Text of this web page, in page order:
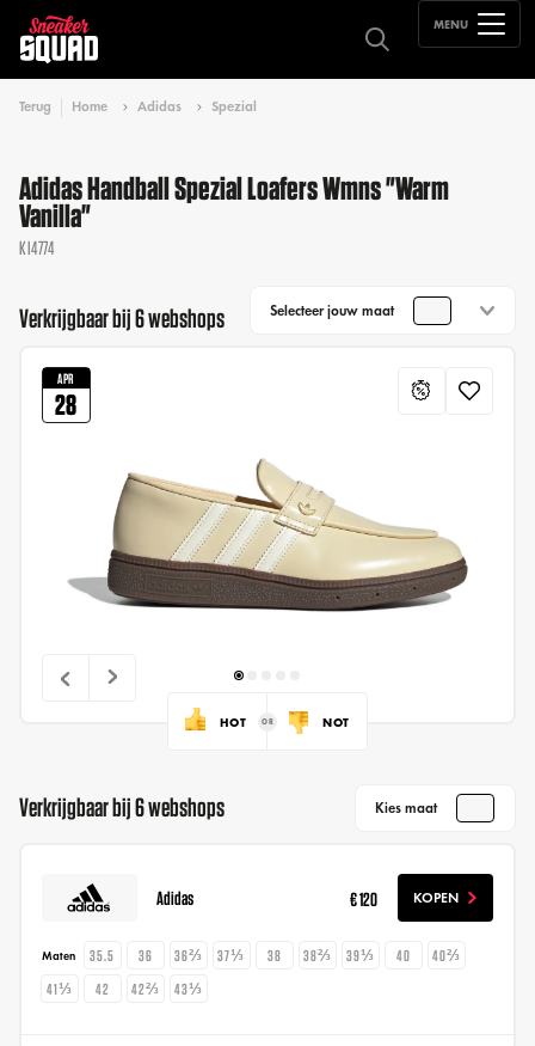
MENU
Terug Home Adidas Spezial
Adidas Handball Spezial Loafers Wmns "Warm
Vanilla"
KI4774
Verkrijgbaar bij 6 webshops Selecteer jouw maat
APR
28
HOT NOT
Verkrijgbaar bij 6 webshops Kies maat
Adidas € 120 KOPEN
Maten 35.5 36 36⅔ 37⅓ 38 38⅔ 39⅓ 40
40⅔
41⅓
42 42⅔ 43⅓